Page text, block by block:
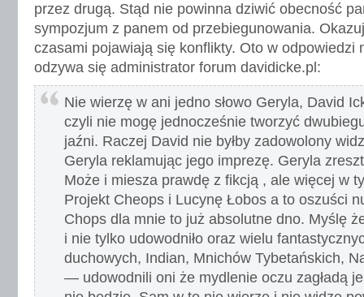
przez drugą. Stąd nie powinna dziwić obecność
sympozjum z panem od przebiegunowania.
czasami pojawiają się konflikty. Oto w odpowiedzi
odzywa się administrator forum davidicke.pl:
Nie wierzę w ani jedno słowo Geryla, David
czyli nie mogę jednocześnie tworzyć
jaźni. Raczej David nie byłby zadowolony
Geryla reklamując jego imprezę. Geryla
Może i miesza prawdę z fikcją , ale więcej w
Projekt Cheops i Lucynę Łobos a to oszuści
Chops dla mnie to już absolutne dno. Myślę
i nie tylko udowodniło oraz wielu
duchowych, Indian, Mnichów Tybetańskich,
— udowodnili oni że mydlenie oczu zagładą